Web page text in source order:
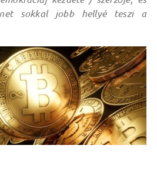
sokkal jobb hellyé teszi a